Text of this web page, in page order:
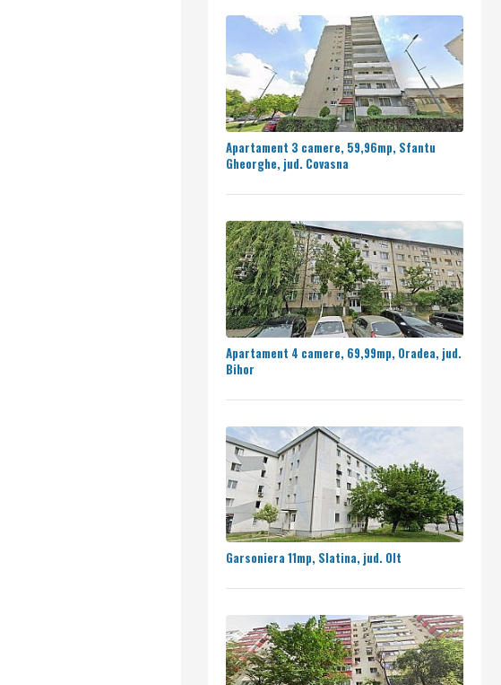
Apartament 3 camere, 59,96mp, Sfantu
Gheorghe, jud. Covasna
Apartament 4 camere, 69,99mp, Oradea, jud.
Bihor
Garsoniera 11mp, Slatina, jud. Olt